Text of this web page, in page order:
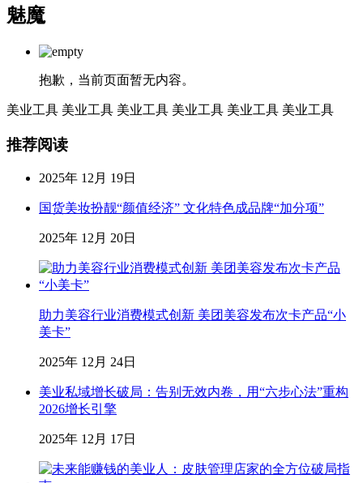
魅魔
抱歉，当前页面暂无内容。
美业工具 美业工具 美业工具 美业工具 美业工具 美业工具
推荐阅读
2025年 12月 19日
国货美妆扮靓“颜值经济” 文化特色成品牌“加分项”
2025年 12月 20日
助力美容行业消费模式创新 美团美容发布次卡产品“小
美卡”
2025年 12月 24日
美业私域增长破局：告别无效内卷，用“六步心法”重构
2026增长引擎
2025年 12月 17日